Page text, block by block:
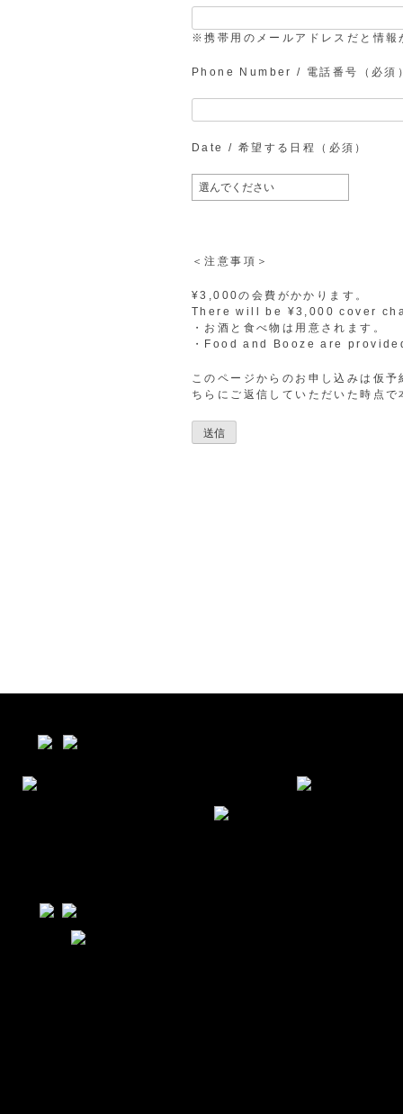
※携帯用のメールアドレスだと情報
Phone Number / 電話番号（必須
Date / 希望する日程（必須）
＜注意事項＞
¥3,000の会費がかかります。
There will be ¥3,000 cover
・お酒と食べ物は用意されます。
・Food and Booze are
このページからのお申し込みは仮
ちらにご返信していただいた時点